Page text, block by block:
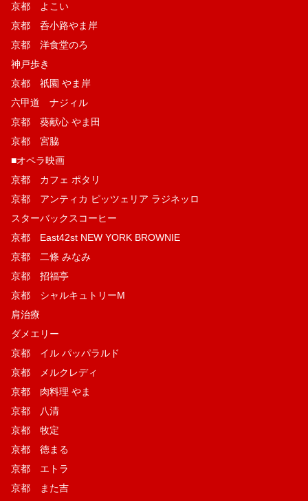
京都 よこい
京都 呑小路やま岸
京都 洋食堂のろ
神戸歩き
京都 祇園 やま岸
六甲道 ナジィル
京都 葵献心 やま田
京都 宮脇
■オペラ映画
京都 カフェ ポタリ
京都 アンティカ ピッツェリア ラジネッロ
スターバックスコーヒー
京都 East42st NEW YORK BROWNIE
京都 二條 みなみ
京都 招福亭
京都 シャルキュトリーM
肩治療
ダメエリー
京都 イル パッパラルド
京都 メルクレディ
京都 肉料理 やま
京都 八清
京都 牧定
京都 徳まる
京都 エトラ
京都 また吉